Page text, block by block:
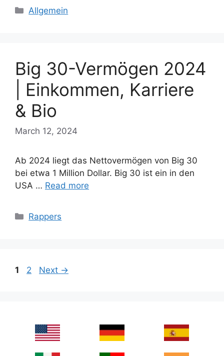
Categories
Allgemein
Big 30-Vermögen 2024
| Einkommen, Karriere
& Bio
March 12, 2024
Ab 2024 liegt das Nettovermögen von Big 30
bei etwa 1 Million Dollar. Big 30 ist ein in den
USA … Read more
Categories
Rappers
Page
1 Page
2 Next →